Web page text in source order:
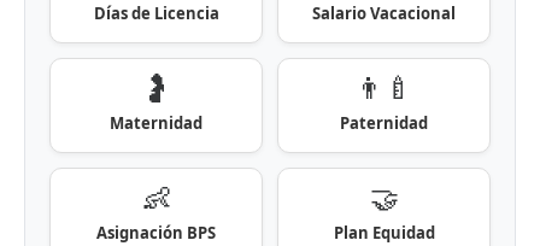
Días de Licencia Salario Vacacional
🤰
Maternidad
👨‍🍼
Paternidad
👶
Asignación BPS
🤝
Plan Equidad